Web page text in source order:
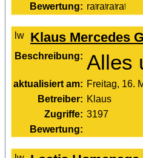
Bewertung:
Klaus Mercedes
Beschreibung: Alles
aktualisiert am: Freitag, 16.
Betreiber: Klaus
Zugriffe: 3197
Bewertung: